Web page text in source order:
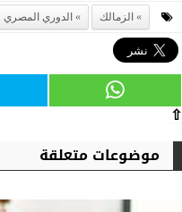
الزمالك الدوري المصري
⇧
موضوعات متعلقة